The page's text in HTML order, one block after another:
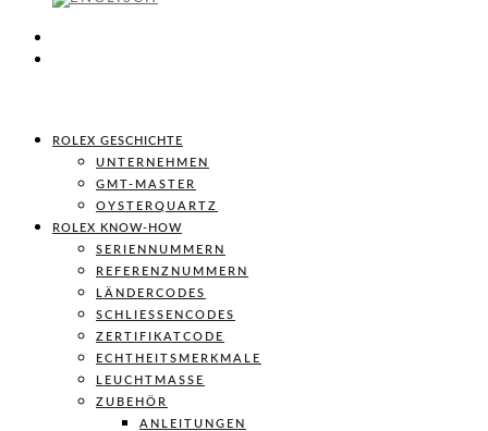
ROLEX GESCHICHTE
UNTERNEHMEN
GMT-MASTER
OYSTERQUARTZ
ROLEX KNOW-HOW
SERIENNUMMERN
REFERENZNUMMERN
LÄNDERCODES
SCHLIESSENCODES
ZERTIFIKATCODE
ECHTHEITSMERKMALE
LEUCHTMASSE
ZUBEHÖR
ANLEITUNGEN